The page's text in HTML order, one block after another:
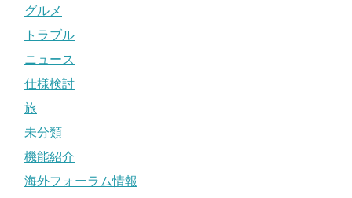
グルメ
トラブル
ニュース
仕様検討
旅
未分類
機能紹介
海外フォーラム情報